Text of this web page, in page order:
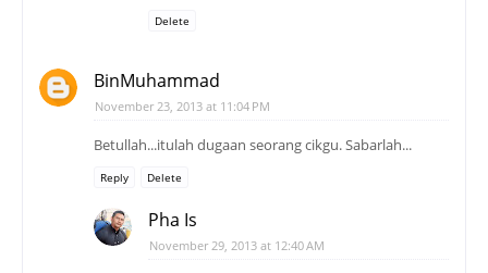
Delete
BinMuhammad
November 23, 2013 at 11:04 PM
Betullah...itulah dugaan seorang cikgu. Sabarlah...
Reply Delete
Pha Is
November 29, 2013 at 12:40 AM